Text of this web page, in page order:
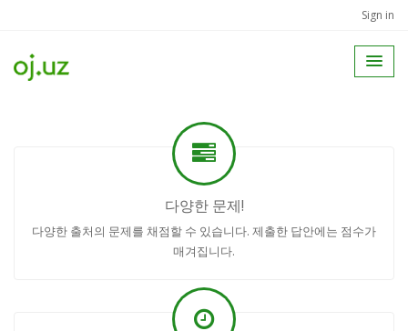
Sign in
다양한 문제!
다양한 출처의 문제를 채점할 수 있습니다. 제출한 답안에는 점수가
매겨집니다.